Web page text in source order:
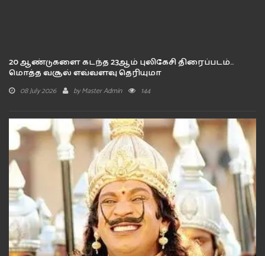
20 ஆண்டுகளை கடந்த 23ஆம் புலிகேசி திரைப்படம்..
மொத்த வசூல் எவ்வளவு தெரியுமா
08 July 2026 byMaster Admin 144